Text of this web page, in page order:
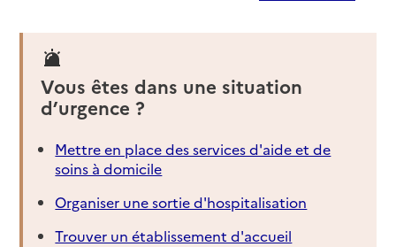
Vous êtes dans une situation
d’urgence ?
Mettre en place des services d'aide et de
soins à domicile
Organiser une sortie d'hospitalisation
Trouver un établissement d'accueil